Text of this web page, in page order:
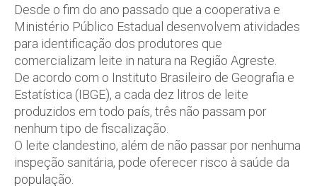
Desde o fim do ano passado que a cooperativa e
Ministério Público Estadual desenvolvem atividades
para identificação dos produtores que
comercializam leite in natura na Região Agreste.
De acordo com o Instituto Brasileiro de Geografia e
Estatística (IBGE), a cada dez litros de leite
produzidos em todo país, três não passam por
nenhum tipo de fiscalização.
O leite clandestino, além de não passar por nenhuma
inspeção sanitária, pode oferecer risco à saúde da
população.